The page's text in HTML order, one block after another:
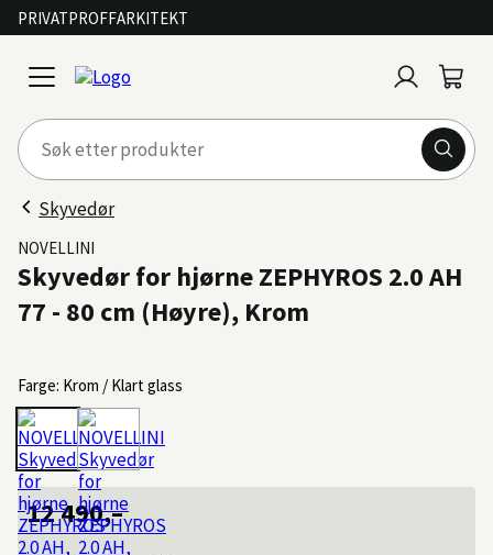
PRIVATPROFFARKITEKT
open
menu
inn
Skyvedør
NOVELLINI
Skyvedør for hjørne ZEPHYROS 2.0 AH
77 - 80 cm (Høyre), Krom
Farge: Krom / Klart glass
12 490,–